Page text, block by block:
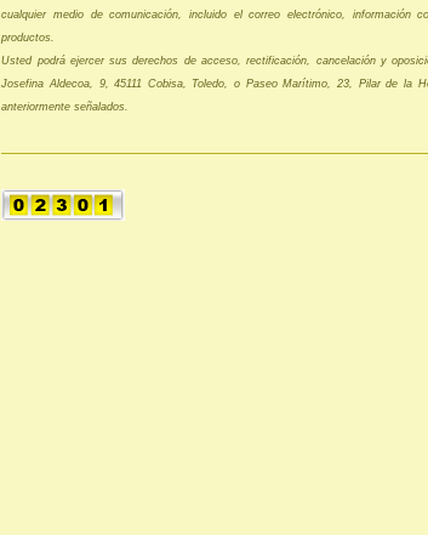
cualquier medio de comunicación, incluido el correo electrónico, información
productos.
Usted podrá ejercer sus derechos de acceso, rectificación, cancelación y
Josefina Aldecoa, 9, 45111 Cobisa, Toledo, o Paseo Marítimo, 23, Pilar de la
anteriormente señalados.